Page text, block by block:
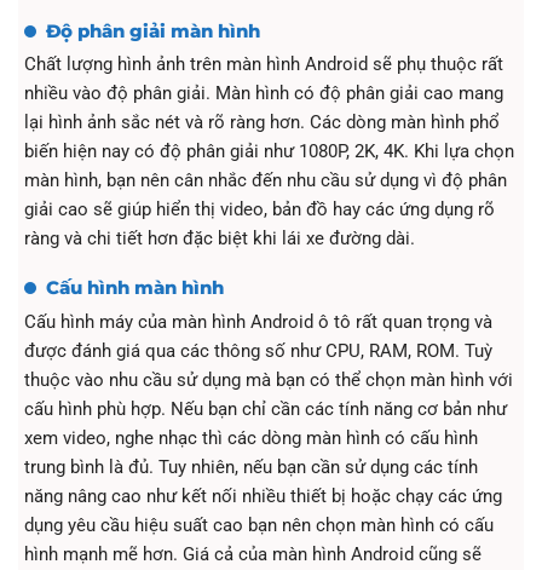
Độ phân giải màn hình
Chất lượng hình ảnh trên màn hình Android sẽ phụ thuộc rất
nhiều vào độ phân giải. Màn hình có độ phân giải cao mang
lại hình ảnh sắc nét và rõ ràng hơn. Các dòng màn hình phổ
biến hiện nay có độ phân giải như 1080P, 2K, 4K. Khi lựa chọn
màn hình, bạn nên cân nhắc đến nhu cầu sử dụng vì độ phân
giải cao sẽ giúp hiển thị video, bản đồ hay các ứng dụng rõ
ràng và chi tiết hơn đặc biệt khi lái xe đường dài.
Cấu hình màn hình
Cấu hình máy của màn hình Android ô tô rất quan trọng và
được đánh giá qua các thông số như CPU, RAM, ROM. Tuỳ
thuộc vào nhu cầu sử dụng mà bạn có thể chọn màn hình với
cấu hình phù hợp. Nếu bạn chỉ cần các tính năng cơ bản như
xem video, nghe nhạc thì các dòng màn hình có cấu hình
trung bình là đủ. Tuy nhiên, nếu bạn cần sử dụng các tính
năng nâng cao như kết nối nhiều thiết bị hoặc chạy các ứng
dụng yêu cầu hiệu suất cao bạn nên chọn màn hình có cấu
hình mạnh mẽ hơn. Giá cả của màn hình Android cũng sẽ